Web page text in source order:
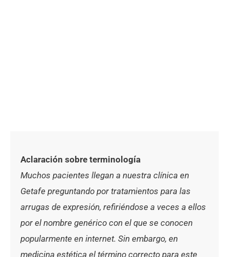
Aclaración sobre terminología
Muchos pacientes llegan a nuestra clínica en
Getafe preguntando por tratamientos para las
arrugas de expresión, refiriéndose a veces a ellos
por el nombre genérico con el que se conocen
popularmente en internet. Sin embargo, en
medicina estética el término correcto para este